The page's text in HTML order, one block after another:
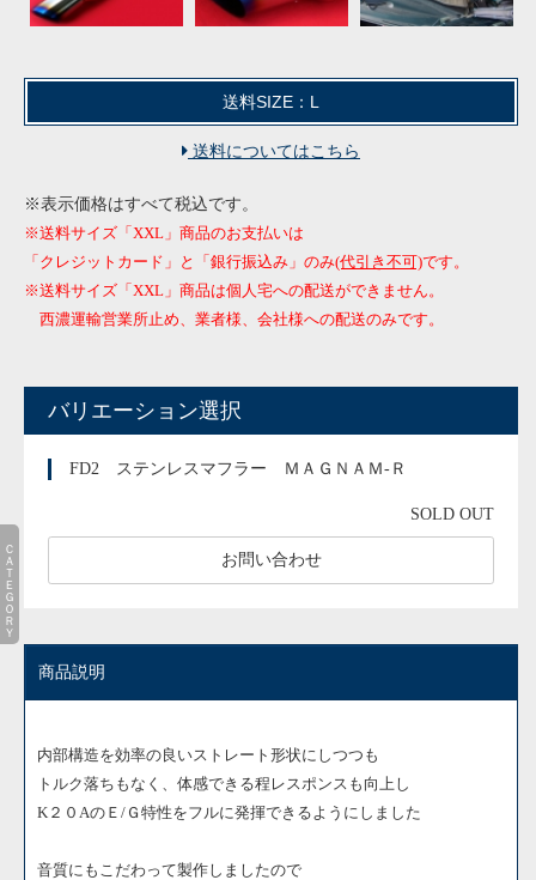
送料SIZE：L
送料についてはこちら
※表示価格はすべて税込です。
※送料サイズ「XXL」商品のお支払いは
「クレジットカード」と「銀行振込み」のみ(代引き不可)です。
※送料サイズ「XXL」商品は個人宅への配送ができません。
西濃運輸営業所止め、業者様、会社様への配送のみです。
バリエーション選択
FD2 ステンレスマフラー ＭＡＧＮＡＭ-Ｒ
SOLD OUT
お問い合わせ
商品説明
内部構造を効率の良いストレート形状にしつつも
トルク落ちもなく、体感できる程レスポンスも向上し
K２０AのＥ/Ｇ特性をフルに発揮できるようにしました
音質にもこだわって製作しましたので
ＣＡＴＥＧＯＲＹ